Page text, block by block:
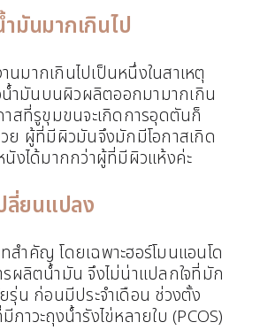
มันมากเกินไป
มากเกินไปเป็นหนึ่งในสาเหตุ
ำมันบนผิวผลิตออกมามากเกิน
าสที่รูขุมขนจะเกิดการอุดตันก็
ย ผู้ที่มีผิวมันจึงมักมีโอกาสเกิด
นังได้มากกว่าผู้ที่มีผิวแห้งค่ะ
ลี่ยนแปลง
สำคัญ โดยเฉพาะฮอร์โมนแอนโด
รผลิตน้ำมัน จึงไม่น่าแปลกใจที่มัก
รุ่น ก่อนมีประจำเดือน ช่วงตั้ง
ภาวะถุงน้ำรังไข่หลายใบ (PCOS)